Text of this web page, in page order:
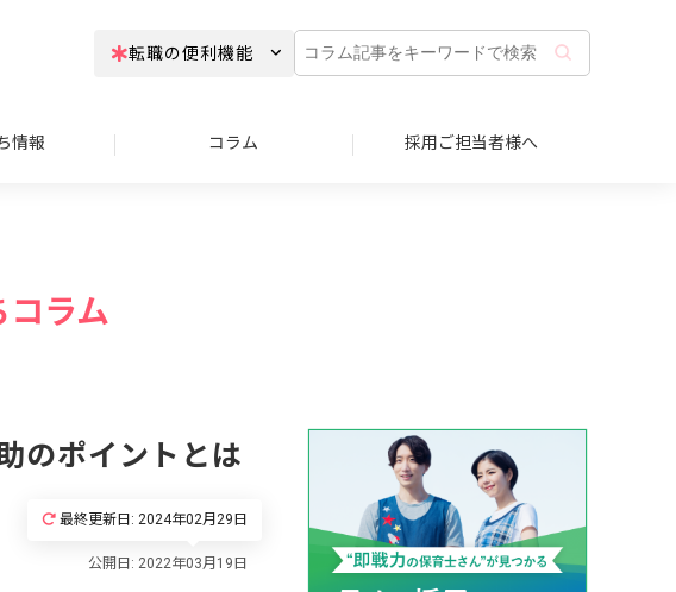
転職の便利機能
コ
ラ
ム
情報 コラム 採用ご担当者様へ
ラム
のポイントとは
最終更新日: 2024年02月29日